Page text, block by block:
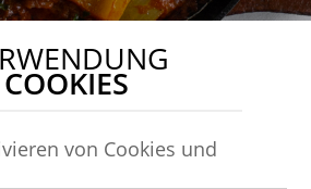
COOKIES
von Cookies und